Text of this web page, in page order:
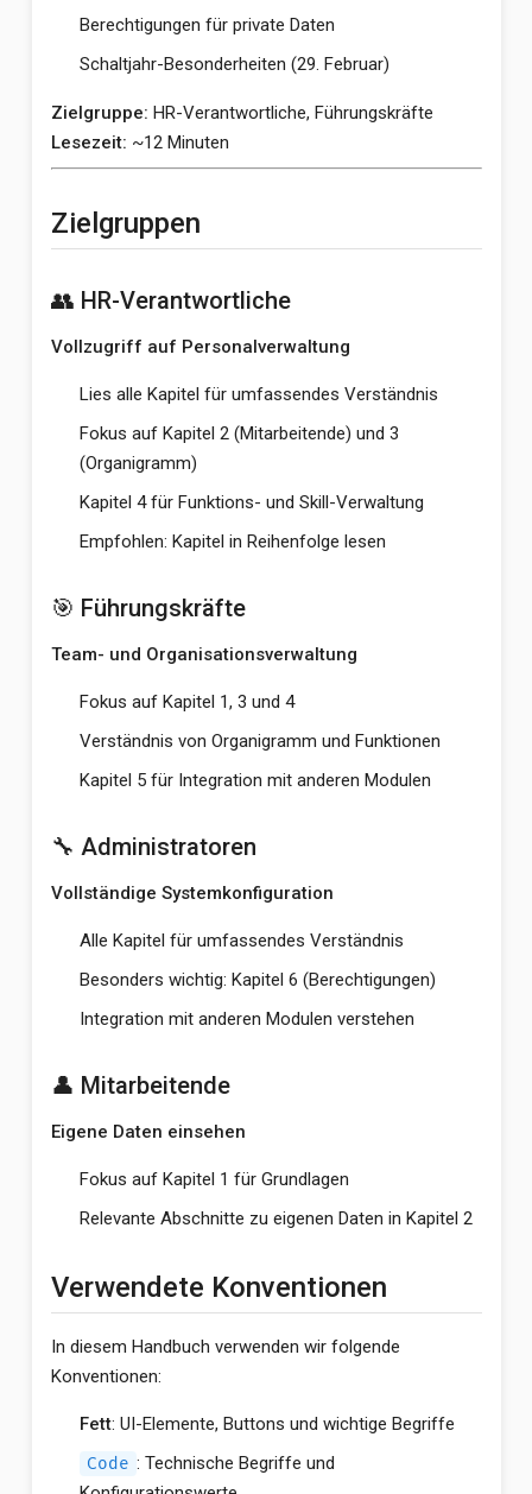
Berechtigungen für private Daten
Schaltjahr-Besonderheiten (29. Februar)
Zielgruppe: HR-Verantwortliche, Führungskräfte
Lesezeit: ~12 Minuten
Zielgruppen
👥 HR-Verantwortliche
Vollzugriff auf Personalverwaltung
Lies alle Kapitel für umfassendes Verständnis
Fokus auf Kapitel 2 (Mitarbeitende) und 3
(Organigramm)
Kapitel 4 für Funktions- und Skill-Verwaltung
Empfohlen: Kapitel in Reihenfolge lesen
🎯 Führungskräfte
Team- und Organisationsverwaltung
Fokus auf Kapitel 1, 3 und 4
Verständnis von Organigramm und Funktionen
Kapitel 5 für Integration mit anderen Modulen
🔧 Administratoren
Vollständige Systemkonfiguration
Alle Kapitel für umfassendes Verständnis
Besonders wichtig: Kapitel 6 (Berechtigungen)
Integration mit anderen Modulen verstehen
👤 Mitarbeitende
Eigene Daten einsehen
Fokus auf Kapitel 1 für Grundlagen
Relevante Abschnitte zu eigenen Daten in Kapitel 2
Verwendete Konventionen
In diesem Handbuch verwenden wir folgende
Konventionen:
Fett: UI-Elemente, Buttons und wichtige Begriffe
Code : Technische Begriffe und